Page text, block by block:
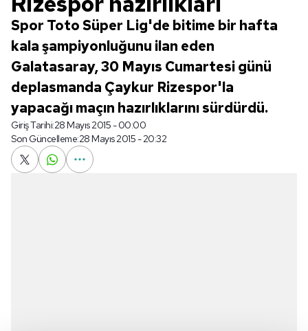
Spor Toto Süper Lig'de bitime bir hafta
kala şampiyonluğunu ilan eden
Galatasaray, 30 Mayıs Cumartesi günü
deplasmanda Çaykur Rizespor'la
yapacağı maçın hazırlıklarını sürdürdü.
Giriş Tarihi:28 Mayıs 2015 - 00:00
Son Güncelleme:28 Mayıs 2015 - 20:32